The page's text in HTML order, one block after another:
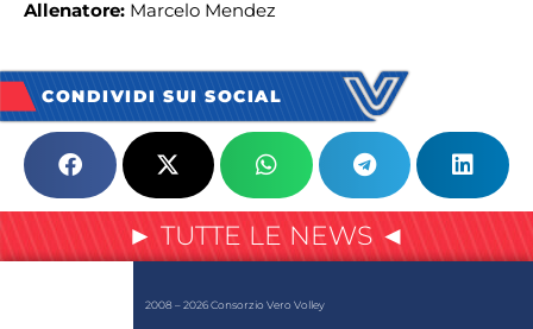
Allenatore: Marcelo Mendez
CONDIVIDI SUI SOCIAL
► TUTTE LE NEWS ◄
2008 – 2026 Consorzio Vero Volley